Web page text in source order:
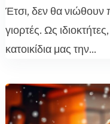
Έτσι, δεν θα νιώθουν
γιορτές. Ως
κατοικίδια μας την...